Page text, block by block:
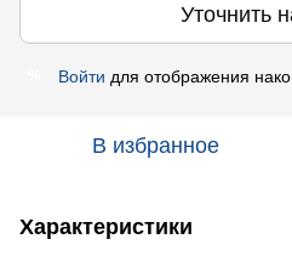
Уточнить
Войти для отображения
В избранное
Характеристики